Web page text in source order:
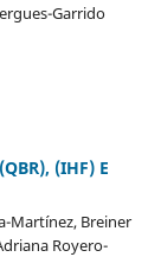
Garrido
(IHF) E
Martínez, Breiner
Royero-